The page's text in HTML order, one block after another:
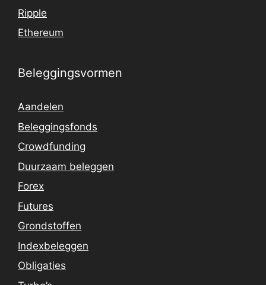
Ripple
Ethereum
Beleggingsvormen
Aandelen
Beleggingsfonds
Crowdfunding
Duurzaam beleggen
Forex
Futures
Grondstoffen
Indexbeleggen
Obligaties